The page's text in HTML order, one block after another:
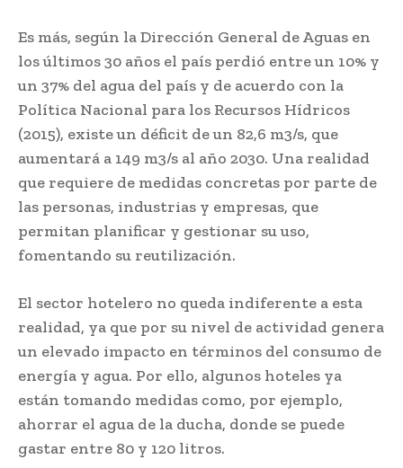
Es más, según la Dirección General de Aguas en
los últimos 30 años el país perdió entre un 10% y
un 37% del agua del país y de acuerdo con la
Política Nacional para los Recursos Hídricos
(2015), existe un déficit de un 82,6 m3/s, que
aumentará a 149 m3/s al año 2030. Una realidad
que requiere de medidas concretas por parte de
las personas, industrias y empresas, que
permitan planificar y gestionar su uso,
fomentando su reutilización.
El sector hotelero no queda indiferente a esta
realidad, ya que por su nivel de actividad genera
un elevado impacto en términos del consumo de
energía y agua. Por ello, algunos hoteles ya
están tomando medidas como, por ejemplo,
ahorrar el agua de la ducha, donde se puede
gastar entre 80 y 120 litros.